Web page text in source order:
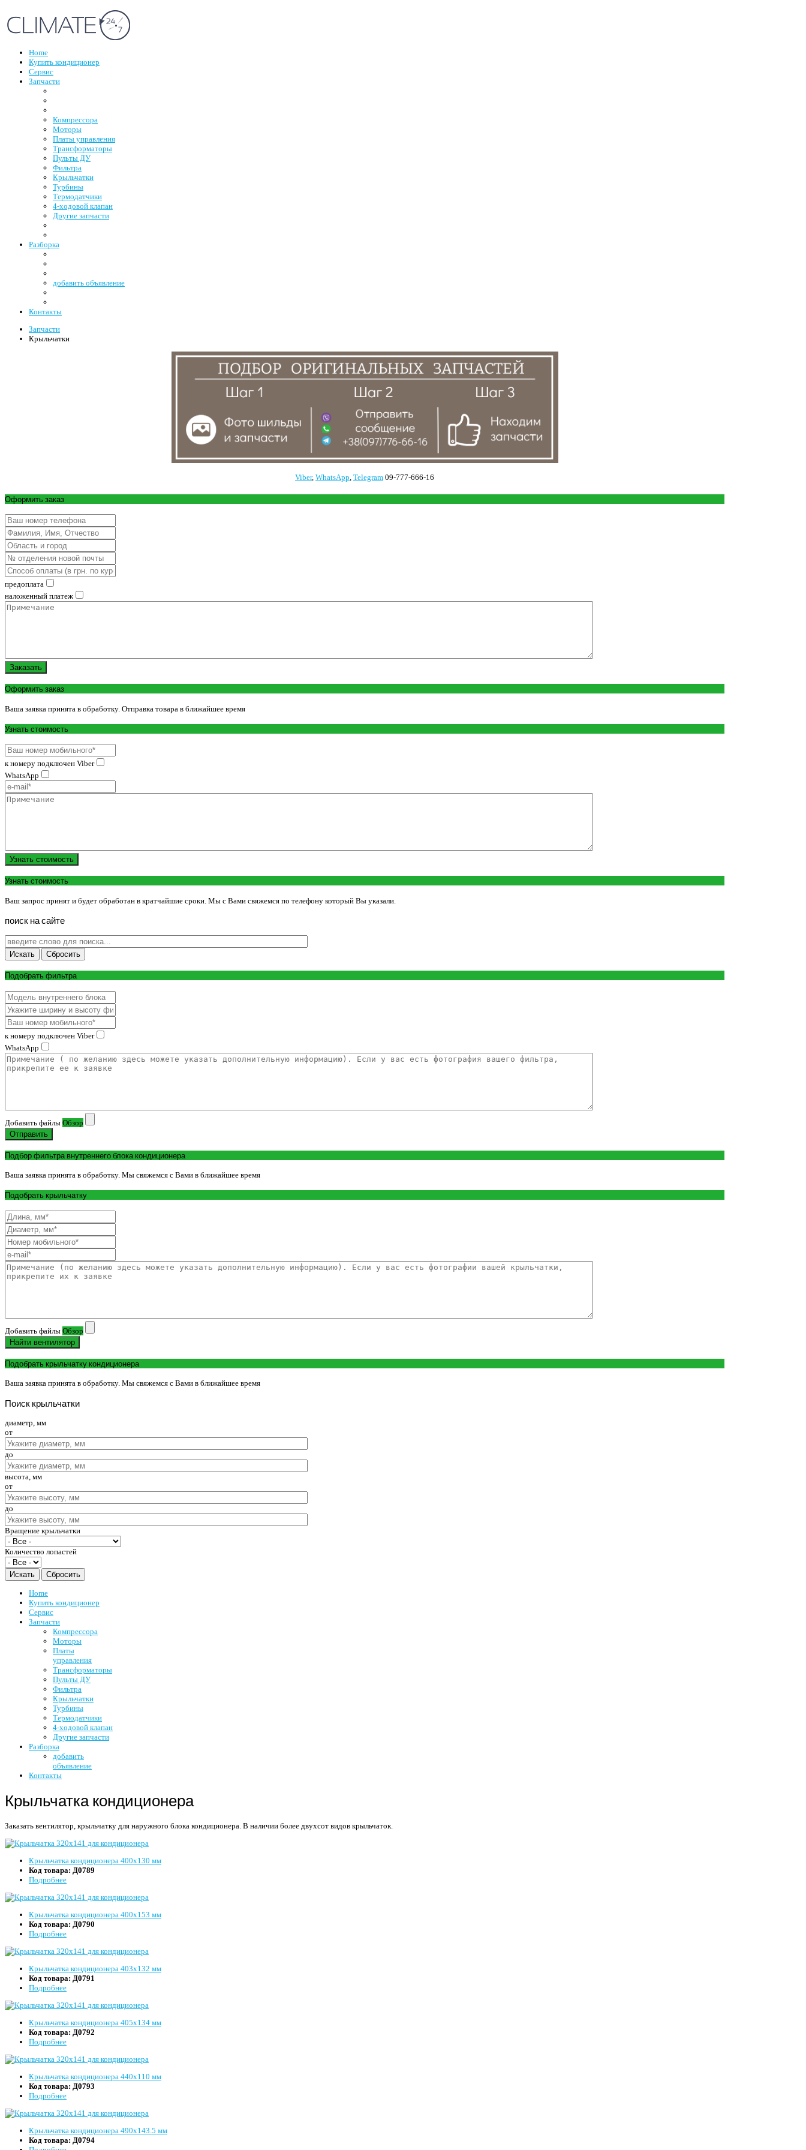
Home
Купить кондиционер
Сервис
Запчасти
Компрессора
Моторы
Платы управления
Трансформаторы
Пульты ДУ
Фильтра
Крыльчатки
Турбины
Термодатчики
4-ходовой клапан
Другие запчасти
Разборка
добавить объявление
Контакты
Запчасти
Крыльчатки
Viber, WhatsApp, Telegram 09-777-666-16
Оформить заказ
предоплата
наложенный платеж
Заказать
Оформить заказ
Ваша заявка принята в обработку. Отправка товара в ближайшее время
Узнать стоимость
к номеру подключен Viber
WhatsApp
Узнать стоимость
Узнать стоимость
Ваш запрос принят и будет обработан в кратчайшие сроки. Мы с Вами свяжемся по телефону который Вы указали.
поиск насайте
Подобрать фильтра
к номеру подключен Viber
WhatsApp
Добавить файлы Обзор
Отправить
Подбор фильтра внутреннего блока кондиционера
Ваша заявка принята в обработку. Мы свяжемся с Вами в ближайшее время
Подобрать крыльчатку
Добавить файлы Обзор
Найти вентилятор
Подобрать крыльчатку кондиционера
Ваша заявка принята в обработку. Мы свяжемся с Вами в ближайшее время
Поиск крыльчатки
диаметр, мм
от
до
высота, мм
от
до
Вращение крыльчатки
Количество лопастей
Home
Купить кондиционер
Сервис
Запчасти
Компрессора
Моторы
Платы
управления
Трансформаторы
Пульты ДУ
Фильтра
Крыльчатки
Турбины
Термодатчики
4-ходовой клапан
Другие запчасти
Разборка
добавить
объявление
Контакты
Крыльчатка кондиционера
Заказать вентилятор, крыльчатку для наружного блока кондиционера. В наличии более двухсот видов крыльчаток.
Крыльчатка кондиционера 400x130 мм
Код товара: Д0789
Подробнее
Крыльчатка кондиционера 400x153 мм
Код товара: Д0790
Подробнее
Крыльчатка кондиционера 403x132 мм
Код товара: Д0791
Подробнее
Крыльчатка кондиционера 405x134 мм
Код товара: Д0792
Подробнее
Крыльчатка кондиционера 440x110 мм
Код товара: Д0793
Подробнее
Крыльчатка кондиционера 490x143.5 мм
Код товара: Д0794